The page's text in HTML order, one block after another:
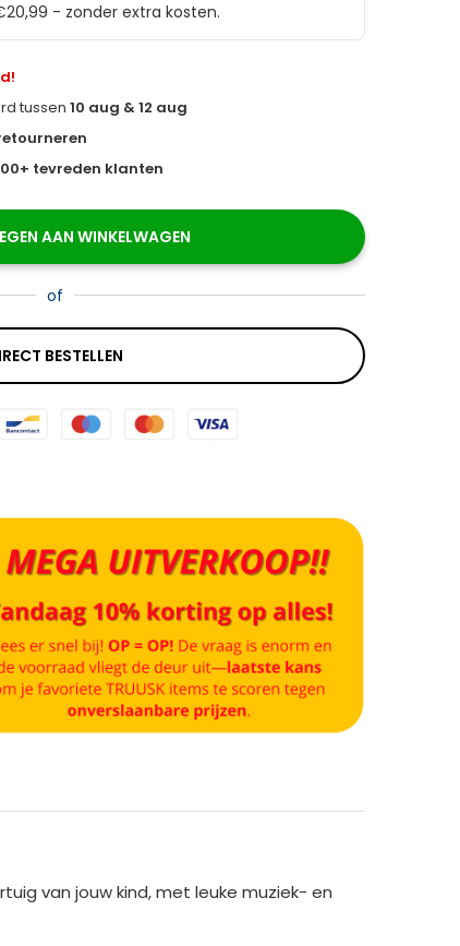
- zonder extra kosten.
tussen10 aug & 12 aug
tevreden klanten
AAN WINKELWAGEN
of
BESTELLEN
van jouw kind, met leuke muziek- en